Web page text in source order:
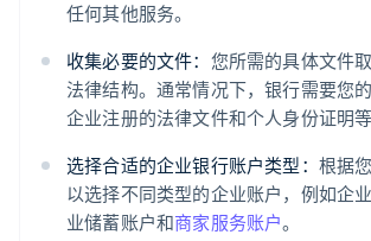
任何其他服务。
收集必要的文件： 您所需的具体文件
法律结构。通常情况下，银行需要您的
企业注册的法律文件和个人身份证明等
选择合适的企业银行账户类型： 根据
以选择不同类型的企业账户，例如企
业储蓄账户和商家服务账户。